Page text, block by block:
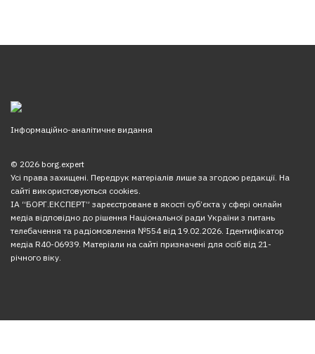
Інформаційно-аналітичне видання
© 2026 borg.expert
Усі права захищені. Передрук матеріалів лише за згодою редакції. На
сайті використовуються cookies.
ІА “БОРГ.ЕКСПЕРТ” зареєстроване в якості суб’єкта у сфері онлайн
медіа відповідно до рішення Національної ради України з питань
телебачення та радіомовлення №554 від 19.02.2026. Ідентифікатор
медіа R40-06939. Матеріали на сайті призначені для осіб від 21-
річного віку.